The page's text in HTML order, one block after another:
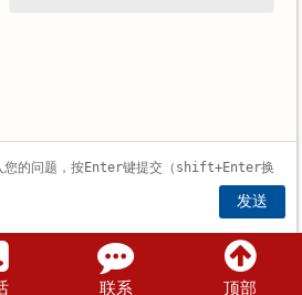
避包装环节的安全隐患。
下一条：贵州塑料抽液器的 5 大应用场景：工业 / 汽车 / 家居都能用
联系 顶部
发送